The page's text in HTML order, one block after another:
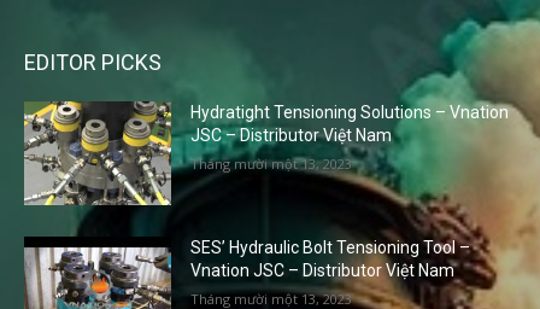
EDITOR PICKS
Hydratight Tensioning Solutions – Vnation
JSC – Distributor Việt Nam
Tháng mười một 13, 2023
SES’ Hydraulic Bolt Tensioning Tool –
Vnation JSC – Distributor Việt Nam
Tháng mười một 13, 2023